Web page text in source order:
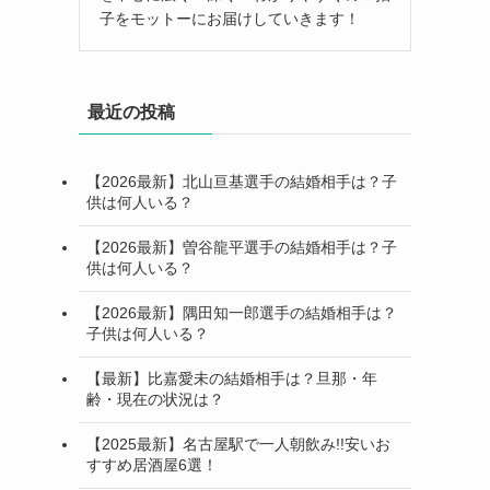
子をモットーにお届けしていきます！
最近の投稿
【2026最新】北山亘基選手の結婚相手は？子
供は何人いる？
【2026最新】曽谷龍平選手の結婚相手は？子
供は何人いる？
【2026最新】隅田知一郎選手の結婚相手は？
子供は何人いる？
【最新】比嘉愛未の結婚相手は？旦那・年
齢・現在の状況は？
【2025最新】名古屋駅で一人朝飲み!!安いお
すすめ居酒屋6選！